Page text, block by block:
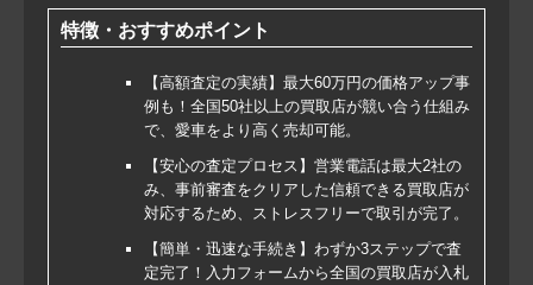
特徴・おすすめポイント
【高額査定の実績】最大60万円の価格アップ事
例も！全国50社以上の買取店が競い合う仕組み
で、愛車をより高く売却可能。
【安心の査定プロセス】営業電話は最大2社の
み、事前審査をクリアした信頼できる買取店が
対応するため、ストレスフリーで取引が完了。
【簡単・迅速な手続き】わずか3ステップで査
定完了！入力フォームから全国の買取店が入札